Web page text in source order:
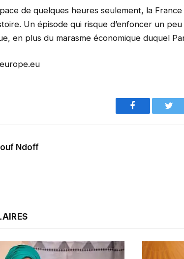
de quelques heures seulement, la
Un épisode qui risque d’enfoncer un
en plus du marasme économique duquel
Facebook
Ndoff